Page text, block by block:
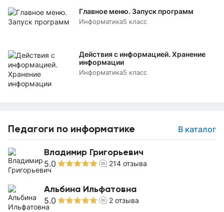
Главное меню. Запуск программ
Информатика5 класс
Действия с информацией. Хранение
информации
Информатика5 класс
Педагоги по информатике В каталог
Владимир Григорьевич
5.0 214 отзыва
Альбина Ильфатовна
5.0 2 отзыва